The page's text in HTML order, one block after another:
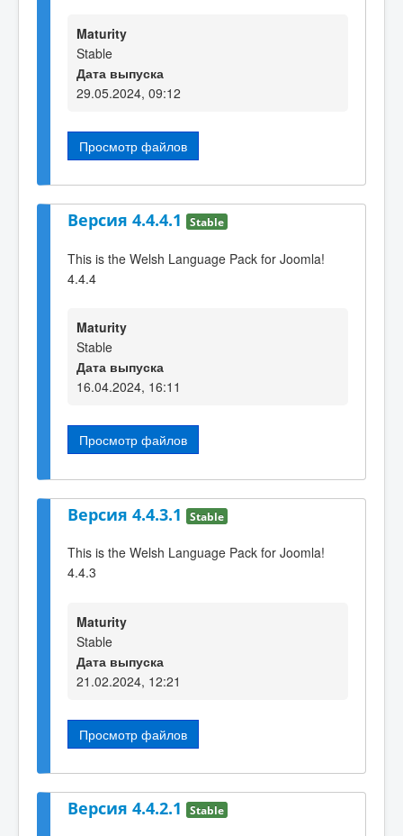
Maturity
Stable
Дата выпуска
29.05.2024, 09:12
Просмотр файлов
Версия 4.4.4.1 Stable
This is the Welsh Language Pack for Joomla!
4.4.4
Maturity
Stable
Дата выпуска
16.04.2024, 16:11
Просмотр файлов
Версия 4.4.3.1 Stable
This is the Welsh Language Pack for Joomla!
4.4.3
Maturity
Stable
Дата выпуска
21.02.2024, 12:21
Просмотр файлов
Версия 4.4.2.1 Stable